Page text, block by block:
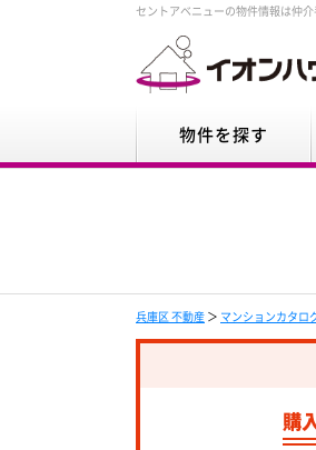
セントアベニューの物件情報は仲
物件を探す
兵庫区 不動産 ＞ マンションカタロ
購